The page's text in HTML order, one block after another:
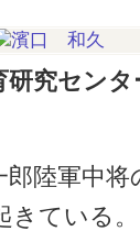
研究セン
陸軍中将
ている。